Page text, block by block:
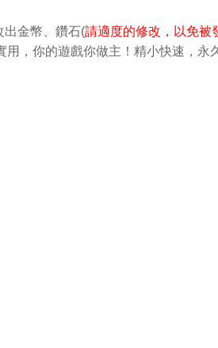
出金幣、鑽石(請適度的修改，以免被
，你的遊戲你做主！精小快速，永